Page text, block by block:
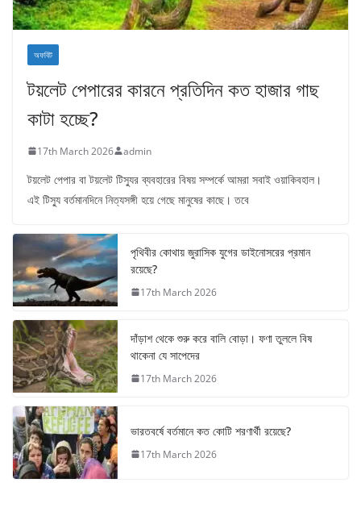
অফবিট
টয়লেট পেপারের কারনে প্রতিদিন কত হাজার গাছ
কাটা হচ্ছে?
17th March 2026 admin
টয়লেট পেপার বা টয়লেট টিস্যুর ব্যবহারের বিষয় সম্পর্কে আমরা সবাই ওয়াকিবহাল।
এই টিস্যু বর্তমানদিনে নিত্যসঙ্গী হয়ে গেছে মানুষের কাছে। তবে
পৃথিবীর কোথায় জুরাসিক যুগের ডাইনোসরের প্রমান
রয়েছে?
17th March 2026
দাঁড়াশ থেকে শুরু করে বালি বোড়া। ফণা তুললে বিষ
থাকেনা যে সাপেদের
17th March 2026
ভারতবর্ষে বর্তমানে কত কোটি শরণার্থী রয়েছে?
17th March 2026